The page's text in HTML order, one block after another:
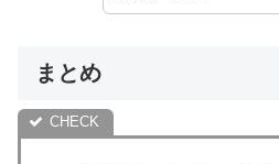
まとめ